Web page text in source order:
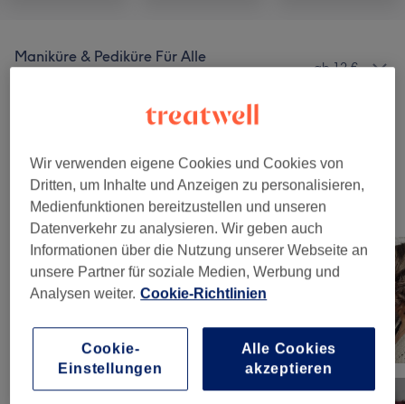
Maniküre & Pediküre Für Alle
ab 12 €
Wellness Angebote Für Alle
Unsere Arbeit
Bild anklicken für weitere Details
Wir verwenden eigene Cookies und Cookies von
Dritten, um Inhalte und Anzeigen zu personalisieren,
Medienfunktionen bereitzustellen und unseren
Datenverkehr zu analysieren. Wir geben auch
Informationen über die Nutzung unserer Webseite an
unsere Partner für soziale Medien, Werbung und
Analysen weiter. Cookie-Richtlinien
Cookie-
Einstellungen
Alle Cookies
akzeptieren